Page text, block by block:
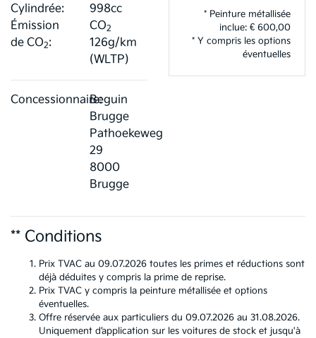
Cylindrée:
998cc
Émission
de CO2:
CO2
126g/km
(WLTP)
Concessionnaire:Beguin
Brugge
Pathoekeweg
29
8000
Brugge
* Peinture métallisée
inclue: € 600,00
* Y compris les options
éventuelles
** Conditions
Prix TVAC au 09.07.2026 toutes les primes et réductions sont
déjà déduites y compris la prime de reprise.
Prix TVAC y compris la peinture métallisée et options
éventuelles.
Offre réservée aux particuliers du 09.07.2026 au 31.08.2026.
Uniquement d’application sur les voitures de stock et jusqu'à